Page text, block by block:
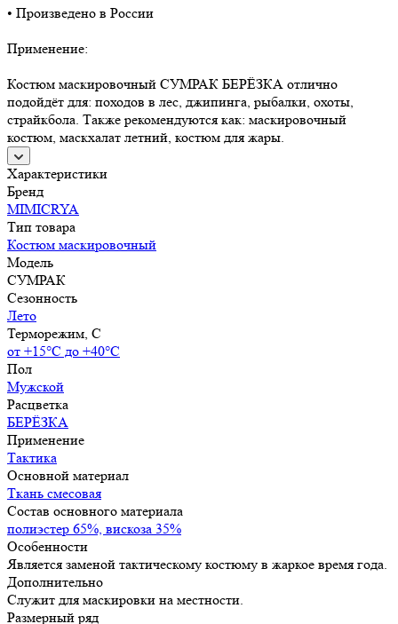
• Произведено в России
Применение:
Костюм маскировочный СУМРАК БЕРЁЗКА отлично
подойдёт для: походов в лес, джипинга, рыбалки, охоты,
страйкбола. Также рекомендуются как: маскировочный
костюм, маскхалат летний, костюм для жары.
Характеристики
Бренд
MIMICRYA
Тип товара
Костюм маскировочный
Модель
СУМРАК
Сезонность
Лето
Терморежим, C
от +15°С до +40°С
Пол
Мужской
Расцветка
БЕРЁЗКА
Применение
Тактика
Основной материал
Ткань смесовая
Состав основного материала
полиэстер 65%, вискоза 35%
Особенности
Является заменой тактическому костюму в жаркое время года.
Дополнительно
Служит для маскировки на местности.
Размерный ряд